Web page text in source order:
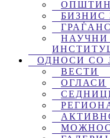
БИЗНИС
НАУЧНИ
ОДНОСИ СО
ВЕСТИ
ОГЛАСИ